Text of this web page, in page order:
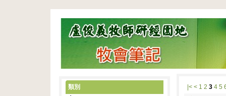
|< < 1 2 3 4 5
類別